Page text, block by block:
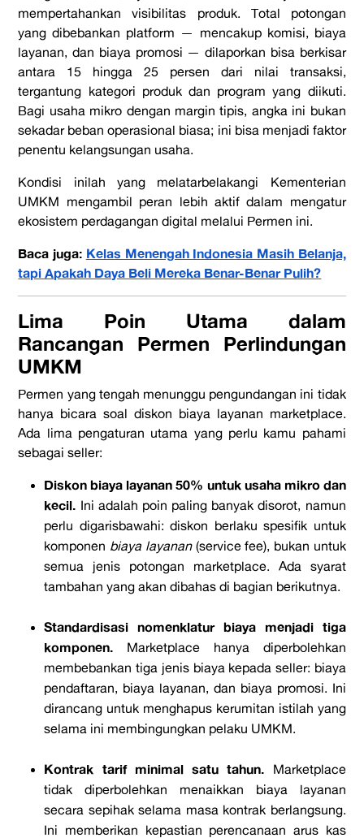
mempertahankan visibilitas produk. Total potongan
yang dibebankan platform — mencakup komisi, biaya
layanan, dan biaya promosi — dilaporkan bisa berkisar
antara 15 hingga 25 persen dari nilai transaksi,
tergantung kategori produk dan program yang diikuti.
Bagi usaha mikro dengan margin tipis, angka ini bukan
sekadar beban operasional biasa; ini bisa menjadi faktor
penentu kelangsungan usaha.
Kondisi inilah yang melatarbelakangi Kementerian
UMKM mengambil peran lebih aktif dalam mengatur
ekosistem perdagangan digital melalui Permen ini.
Baca juga: Kelas Menengah Indonesia Masih Belanja,
tapi Apakah Daya Beli Mereka Benar-Benar Pulih?
Lima Poin Utama dalam
Rancangan Permen Perlindungan
UMKM
Permen yang tengah menunggu pengundangan ini tidak
hanya bicara soal diskon biaya layanan marketplace.
Ada lima pengaturan utama yang perlu kamu pahami
sebagai seller:
Diskon biaya layanan 50% untuk usaha mikro dan
kecil. Ini adalah poin paling banyak disorot, namun
perlu digarisbawahi: diskon berlaku spesifik untuk
komponen biaya layanan(service fee), bukan untuk
semua jenis potongan marketplace. Ada syarat
tambahan yang akan dibahas di bagian berikutnya.
Standardisasi nomenklatur biaya menjadi tiga
komponen. Marketplace hanya diperbolehkan
membebankan tiga jenis biaya kepada seller: biaya
pendaftaran, biaya layanan, dan biaya promosi. Ini
dirancang untuk menghapus kerumitan istilah yang
selama ini membingungkan pelaku UMKM.
Kontrak tarif minimal satu tahun. Marketplace
tidak diperbolehkan menaikkan biaya layanan
secara sepihak selama masa kontrak berlangsung.
Ini memberikan kepastian perencanaan arus kas